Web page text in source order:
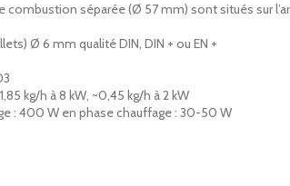
combustion séparée (Ø 57 mm) sont situés sur
Ø 6 mm qualité DIN, DIN + ou EN +
kg/h à 8 kW, ~0,45 kg/h à 2 kW
: 400 W en phase chauffage : 30-50 W